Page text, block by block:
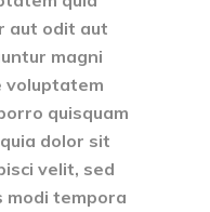
aut odit aut
magni
voluptatem
quisquam
dolor sit
velit, sed
modi tempora